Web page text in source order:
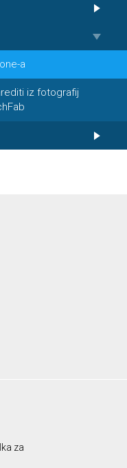
a
iz fotografij
za